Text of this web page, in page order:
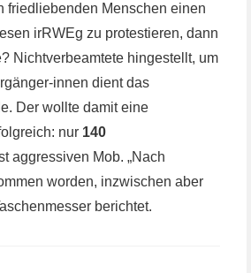
friedliebenden Menschen einen
irRWEg zu protestieren, dann
Nichtverbeamtete hingestellt, um
innen dient das
Der wollte damit eine
nur 140
aggressiven Mob. „Nach
worden, inzwischen aber
berichtet.